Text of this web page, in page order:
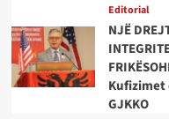
Editorial
NJË
Kufizimet
GJKKO